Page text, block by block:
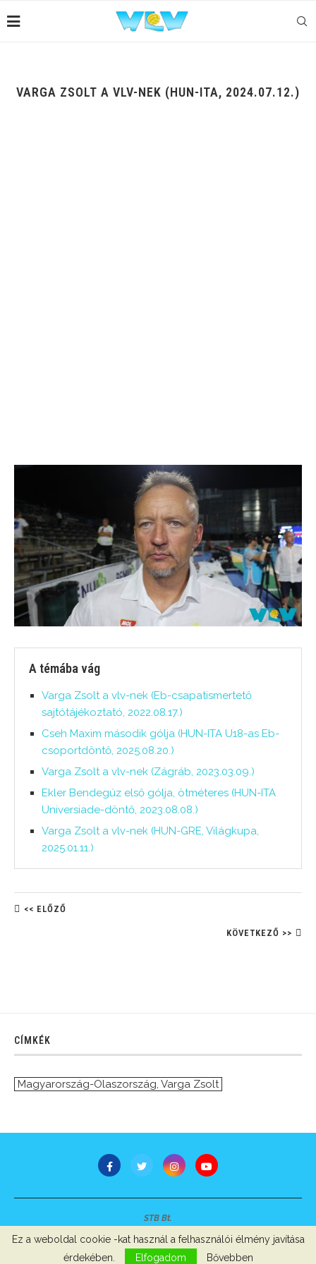
VARGA ZSOLT A VLV-NEK (HUN-ITA, 2024.07.12.)
A témába vág
Varga Zsolt a vlv-nek (Eb-csapatismertető
sajtótájékoztató, 2022.08.17.)
Cseh Maxim második gólja (HUN-ITA U18-as Eb-
csoportdöntő, 2025.08.20.)
Varga Zsolt a vlv-nek (Zágráb, 2023.03.09.)
Ekler Bendegúz első gólja, ötméteres (HUN-ITA
Universiade-döntő, 2023.08.08.)
Varga Zsolt a vlv-nek (HUN-GRE, Világkupa,
2025.01.11.)
<< ELŐZŐ
KÖVETKEZŐ >>
CÍMKÉK
Magyarország-Olaszország, Varga Zsolt
STB Bt.
Szerzői jogok, adatvédelem Impresszum
Ez a weboldal cookie -kat használ a felhasználói élmény javítása
érdekében.
Elfogadom Bővebben